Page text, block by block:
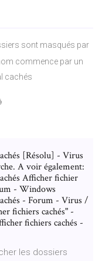
sont masqués par
commence par un
cachés
[Résolu] - Virus
A voir également:
Afficher fichier
- Windows
- Forum - Virus /
fichiers cachés" -
fichiers cachés -
les dossiers